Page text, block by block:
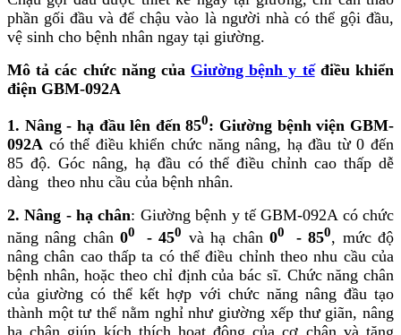
phần gối đầu và để chậu vào là người nhà có thể gội đầu,
vệ sinh cho bệnh nhân ngay tại giường.
Mô tả các chức năng của Giường bệnh y tếđiều khiển
điện GBM-092A
1. Nâng - hạ đầu lên đến 850: Giường bệnh viện GBM-
092A có thể điều khiển chức năng nâng, hạ đầu từ 0 đến
85 độ. Góc nâng, hạ đầu có thể điều chỉnh cao thấp dễ
dàng theo nhu cầu của bệnh nhân.
2. Nâng - hạ chân: Giường bệnh y tế GBM-092A có chức
năng nâng chân00 - 450 và hạ chân00 - 850, mức độ
nâng chân cao thấp ta có thể điều chỉnh theo nhu cầu của
bệnh nhân, hoặc theo chỉ định của bác sĩ. Chức năng chân
của giường có thể kết hợp với chức năng nâng đầu tạo
thành một tư thể nằm nghỉ như giường xếp thư giãn, nâng